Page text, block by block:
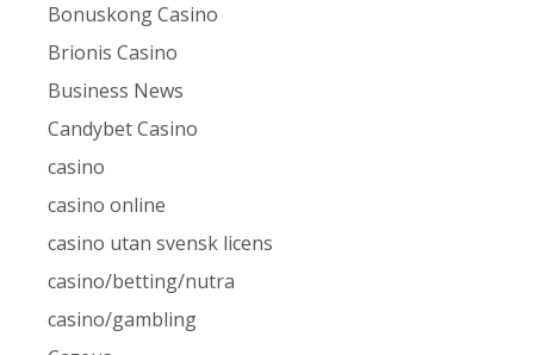
Bonuskong Casino
Brionis Casino
Business News
Candybet Casino
casino
casino online
casino utan svensk licens
casino/betting/nutra
casino/gambling